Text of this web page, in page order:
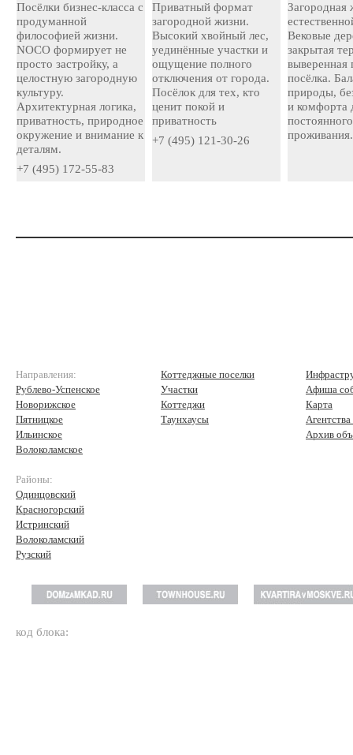
Посёлки бизнес-класса с
продуманной
философией жизни.
NOCO формирует не
просто застройку, а
целостную загородную
культуру.
Архитектурная логика,
приватность, природное
окружение и внимание к
деталям.
+7 (495) 172-55-83
Приватный формат
загородной жизни.
Высокий хвойный лес,
уединённые участки и
ощущение полного
отключения от города.
Посёлок для тех, кто
ценит покой и
приватность
+7 (495) 121-30-26
Загородная
Вековые
закрытая
выверенная
посёлка.
природы,
и комфорта
постоянного
проживания.
Направления:
Рублево-Успенское
Новорижское
Пятницкое
Ильинское
Волоколамское
Районы:
Одинцовский
Красногорский
Истринский
Волоколамский
Рузский
Коттеджные поселки
Участки
Коттеджи
Таунхаусы
Афиша
Карта
Архив
код блока: